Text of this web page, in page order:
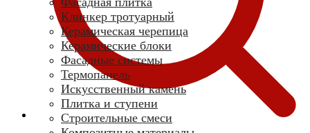
Клинкер тротуарный
Керамическая черепица
Керамические блоки
Фасадные системы
Термопанель
Искусственный камень
Плитка и ступени
Строительные смеси